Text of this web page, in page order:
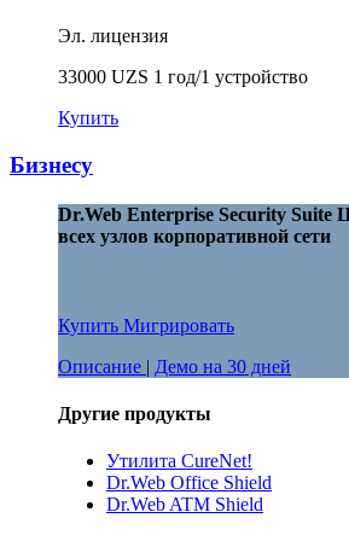
Эл. лицензия
33000 UZS 1 год/1 устройство
Купить
Бизнесу
Dr.Web Enterprise Security Suite
всех узлов корпоративной сети
Купить Мигрировать
Описание | Демо на 30 дней
Другие продукты
Утилита CureNet!
Dr.Web Office Shield
Dr.Web ATM Shield